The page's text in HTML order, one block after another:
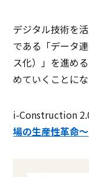
デジタル技術を
である「データ
ス化）」を進め
めていくことに
i-Construction
場の生産性革命〜